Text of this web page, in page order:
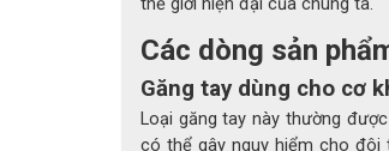
Các dòng sản
Găng tay dùng cho cơ
Loại găng tay này thường
có thể gây nguy hiểm cho đôi